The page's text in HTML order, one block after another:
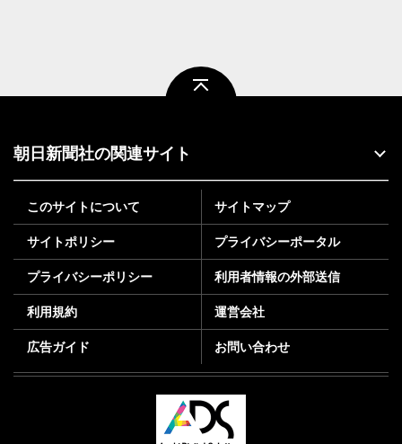
朝日新聞社の関連サイト
このサイトについて サイトマップ
サイトポリシー プライバシーポータル
プライバシーポリシー 利用者情報の外部送信
利用規約 運営会社
広告ガイド お問い合わせ